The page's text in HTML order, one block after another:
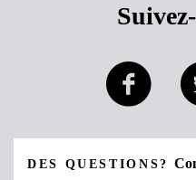
DES QUESTIONS?